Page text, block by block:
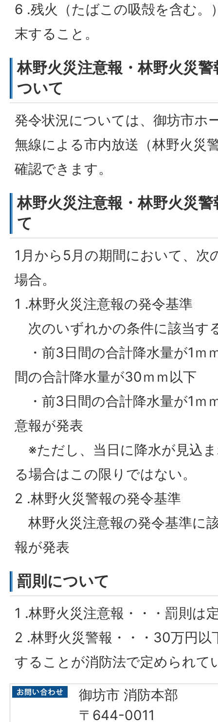
6 .残火（たばこの吸殻を含む。
末すること。
林野火災注意報・林野火災
ついて
発令状況については、御坊市ホ
無線による市内放送（林野火災
確認できます。
林野火災注意報・林野火災
て
1月から5月の期間において、次
場合。
1 .林野火災注意報の発令基準
次のいずれかの条件に該当す
・前3日間の合計降水量が1
間の合計降水量が30ｍｍ以下
・前3日間の合計降水量が1
意報が発表
※ただし、当日に降水が見込
る場合はこの限りではない。
2 .林野火災警報の発令基準
林野火災注意報の発令基準
報が発表
罰則について
1 .林野火災注意報・・・罰則は
2 .林野火災警報・・・30万円以
することが消防法で定められて
御坊市 消防本部
〒644-0011